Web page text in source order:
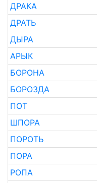
ДРАКА
ДРАТЬ
ДЫРА
АРЫК
БОРОНА
БОРОЗДА
ПОТ
ШПОРА
ПОРОТЬ
ПОРА
РОПА